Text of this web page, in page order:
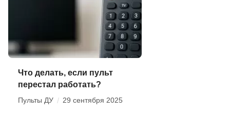
Что делать, если пульт
перестал работать?
Пульты ДУ / 29 сентября 2025